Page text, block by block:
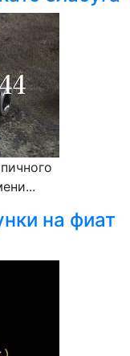
на фиат